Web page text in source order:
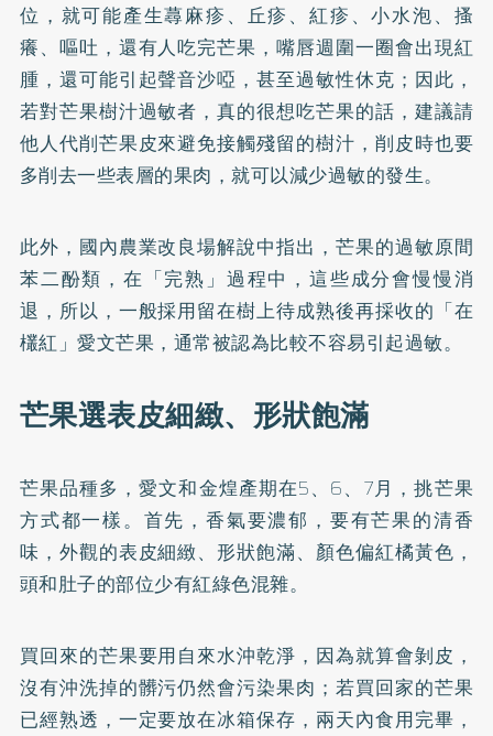
位，就可能產生蕁麻疹、丘疹、紅疹、小水泡、搔
癢、嘔吐，還有人吃完芒果，嘴唇週圍一圈會出現紅
腫，還可能引起聲音沙啞，甚至過敏性休克；因此，
若對芒果樹汁過敏者，真的很想吃芒果的話，建議請
他人代削芒果皮來避免接觸殘留的樹汁，削皮時也要
多削去一些表層的果肉，就可以減少過敏的發生。
此外，國內農業改良場解說中指出，芒果的過敏原間
苯二酚類，在「完熟」過程中，這些成分會慢慢消
退，所以，一般採用留在樹上待成熟後再採收的「在
欉紅」愛文芒果，通常被認為比較不容易引起過敏。
芒果選表皮細緻、形狀飽滿
芒果品種多，愛文和金煌產期在5、6、7月，挑芒果
方式都一樣。首先，香氣要濃郁，要有芒果的清香
味，外觀的表皮細緻、形狀飽滿、顏色偏紅橘黃色，
頭和肚子的部位少有紅綠色混雜。
買回來的芒果要用自來水沖乾淨，因為就算會剝皮，
沒有沖洗掉的髒污仍然會污染果肉；若買回家的芒果
已經熟透，一定要放在冰箱保存，兩天內食用完畢，